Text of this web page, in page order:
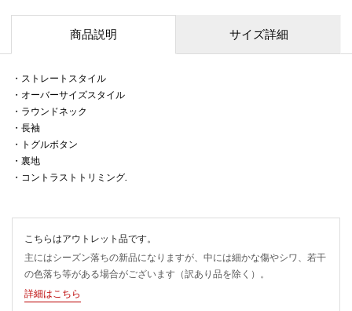
商品説明 サイズ詳細
・ストレートスタイル
・オーバーサイズスタイル
・ラウンドネック
・長袖
・トグルボタン
・裏地
・コントラストトリミング.
こちらはアウトレット品です。
主にはシーズン落ちの新品になりますが、中には細かな傷やシワ、若干
の色落ち等がある場合がございます（訳あり品を除く）。
詳細はこちら